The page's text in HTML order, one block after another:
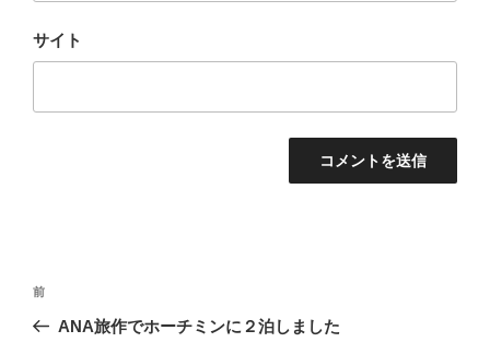
サイト
投
ナ
前
の
前
ANA旅作でホーチミンに２泊しました